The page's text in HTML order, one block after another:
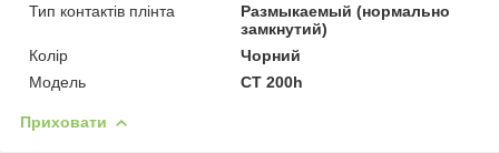
Тип контактів плінта
Размыкаемый (нормально
замкнутий)
Колір
Чорний
Модель
CT 200h
Приховати